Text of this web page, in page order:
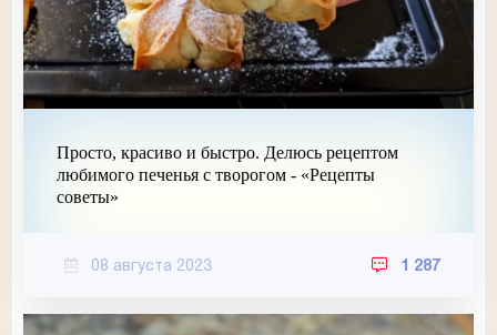
Просто, красиво и быстро. Делюсь рецептом
любимого печенья с творогом - «Рецепты
советы»
08 августа 2023 1 287